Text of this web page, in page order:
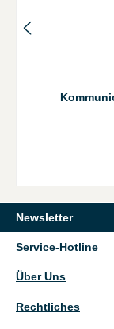
Newsletter
Service-Hotline
Über Uns
Rechtliches